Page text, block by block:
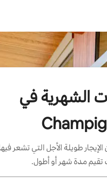
الشهرية في
طويلة الأجل التي تشعر
مدة شهر أو أطول.